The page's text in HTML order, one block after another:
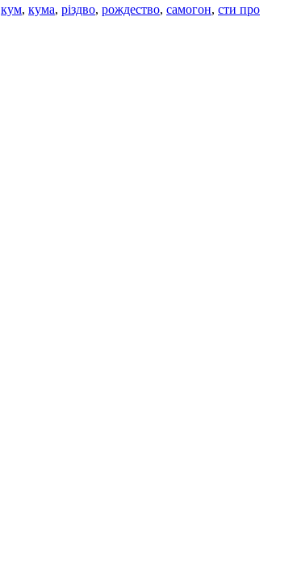
кум, кума, різдво, рождество, самогон, сти про